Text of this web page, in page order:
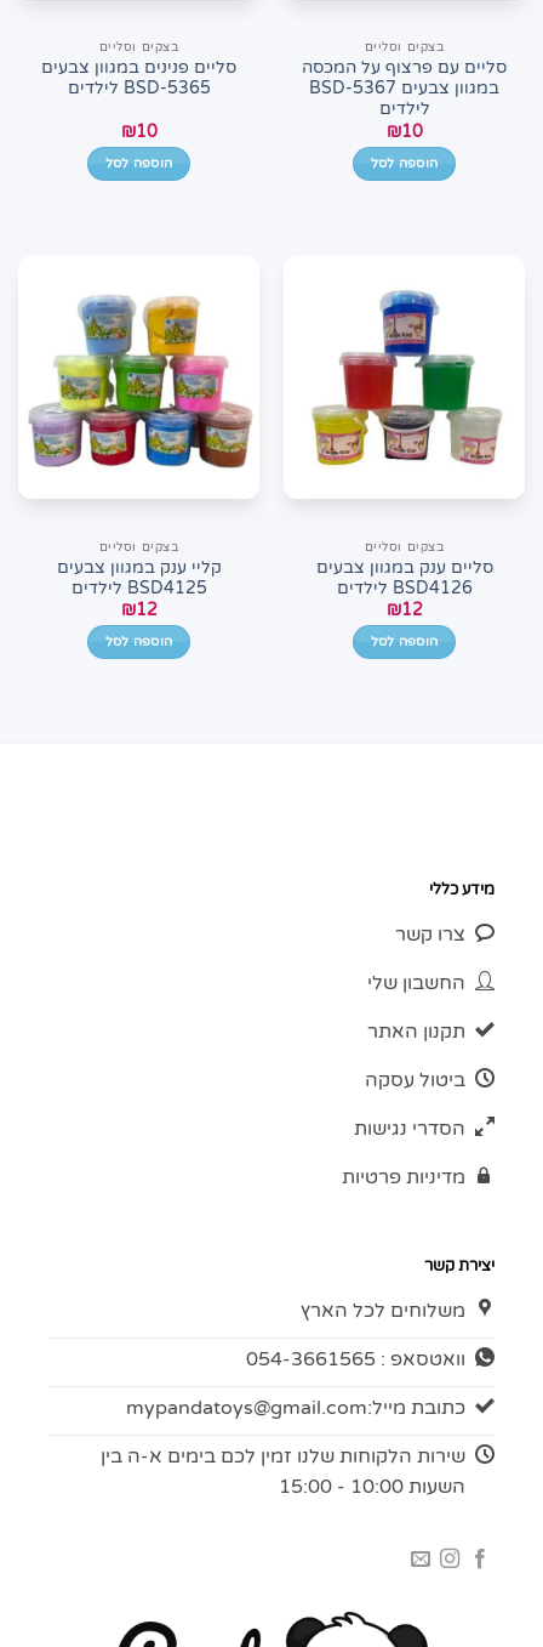
בצקים וסליים
סליים עם פרצוף על המכסה
במגוון צבעים BSD-5367
לילדים
₪10
הוספה לסל
בצקים וסליים
סליים פנינים במגוון צבעים
BSD-5365 לילדים
₪10
הוספה לסל
בצקים וסליים
סליים ענק במגוון צבעים
BSD4126 לילדים
₪12
הוספה לסל
בצקים וסליים
קליי ענק במגוון צבעים
BSD4125 לילדים
₪12
הוספה לסל
מידע כללי
צרו קשר
החשבון שלי
תקנון האתר
ביטול עסקה
הסדרי נגישות
מדיניות פרטיות
יצירת קשר
משלוחים לכל הארץ
וואטסאפ : 054-3661565
כתובת מייל:mypandatoys@gmail.com
שירות הלקוחות שלנו זמין לכם בימים א-ה בין
השעות 10:00 - 15:00